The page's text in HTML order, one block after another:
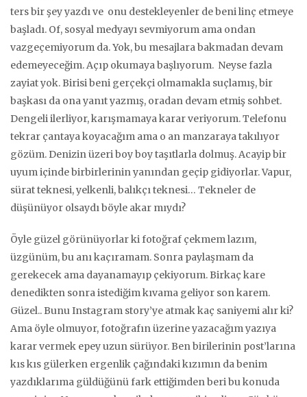
ters bir şey yazdı ve onu destekleyenler de beni linç etmeye
başladı. Of, sosyal medyayı sevmiyorum ama ondan
vazgeçemiyorum da. Yok, bu mesajlara bakmadan devam
edemeyeceğim. Açıp okumaya başlıyorum. Neyse fazla
zayiat yok. Birisi beni gerçekçi olmamakla suçlamış, bir
başkası da ona yanıt yazmış, oradan devam etmiş sohbet.
Dengeli ilerliyor, karışmamaya karar veriyorum. Telefonu
tekrar çantaya koyacağım ama o an manzaraya takılıyor
gözüm. Denizin üzeri boy boy taşıtlarla dolmuş. Acayip bir
uyum içinde birbirlerinin yanından geçip gidiyorlar. Vapur,
sürat teknesi, yelkenli, balıkçı teknesi… Tekneler de
düşünüyor olsaydı böyle akar mıydı?
Öyle güzel görünüyorlar ki fotoğraf çekmem lazım,
üzgünüm, bu anı kaçıramam. Sonra paylaşmam da
gerekecek ama dayanamayıp çekiyorum. Birkaç kare
denedikten sonra istediğim kıvama geliyor son karem.
Güzel.. Bunu Instagram story’ye atmak kaç saniyemi alır ki?
Ama öyle olmuyor, fotoğrafın üzerine yazacağım yazıya
karar vermek epey uzun sürüyor. Ben birilerinin post’larına
kıs kıs gülerken ergenlik çağındaki kızımın da benim
yazdıklarıma güldüğünü fark ettiğimden beri bu konuda